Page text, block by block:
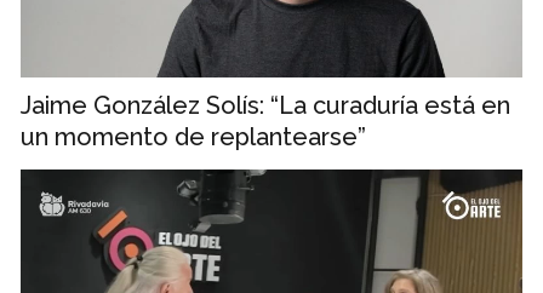
Jaime González Solís: “La curaduría está en
un momento de replantearse”